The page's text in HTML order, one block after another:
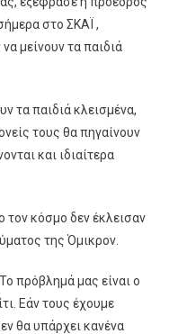
στο ΣΚΑΪ ,
μείνουν τα παιδιά
τα παιδιά κλεισμένα,
τους θα πηγαίνουν
και ιδιαίτερα
τον κόσμο δεν έκλεισαν
της Όμικρον.
πρόβλημά μας είναι ο
Εάν τους έχουμε
θα υπάρχει κανένα